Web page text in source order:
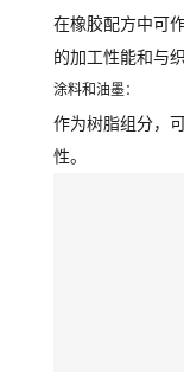
在橡胶配方中可
的加工性能和与
涂料和油墨：
作为树脂组分，
性。